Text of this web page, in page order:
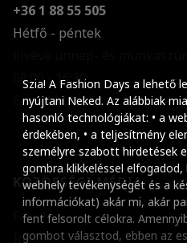
Szia! A Fashion Days a lehető
nyújtani Neked. Az alábbiak
hasonló technológiákat: • a
érdekében, • a teljesítmény
személyre szabott hirdetések
gombra klikkeléssel
webhely tevékenységét és a
információkat) akár mi, akár
fent felsorolt célokra.
gombot választod, ebben az
+36 1 88 55 505
Hétfő - péntek
08:00 - 16:30
E-mail küldése
KÖZÖSSÉGI MÉDIA
Facebook
Instagram